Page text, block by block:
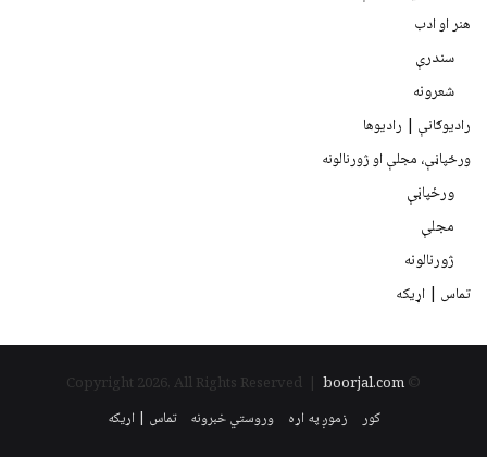
هنر او ادب
سندرې
شعرونه
رادیوګانې | رادیوها
ورځپاڼې، مجلې او ژورنالونه
ورځپاڼې
مجلې
ژورنالونه
تماس | اړیکه
© Copyright 2026, All Rights Reserved |
boorjal.com
کور
زموږ په اړه وروستي خبرونه تماس | اړیکه